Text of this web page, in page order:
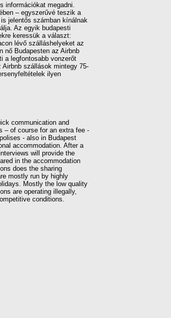
információkat megadni.
– egyszerűvé teszik a
jelentős számban kínálnak
Az egyik budapesti
keressük a választ:
lévő szálláshelyeket az
nő Budapesten az Airbnb
a legfontosabb vonzerőt
szállások mintegy 75-
ilyen
communication and
– of course for an extra fee -
- also in Budapest
accommodation. After a
will provide the
in the accommodation
does the sharing
mostly run by highly
Mostly the low quality
are operating illegally,
conditions.